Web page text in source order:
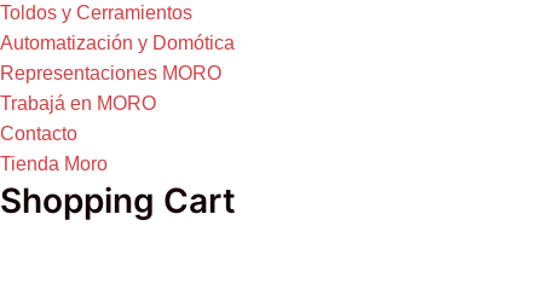
Toldos y Cerramientos
Automatización y Domótica
Representaciones MORO
Trabajá en MORO
Contacto
Tienda Moro
Shopping Cart